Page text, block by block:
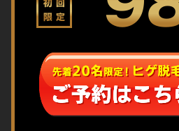
初回
限定